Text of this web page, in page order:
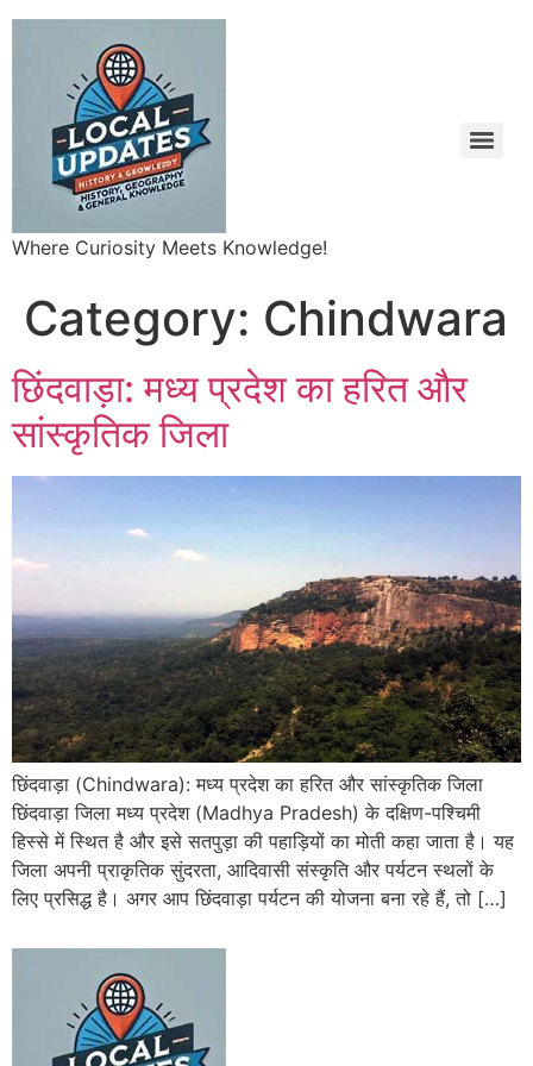
Where Curiosity Meets Knowledge!
Category: Chindwara
छिंदवाड़ा: मध्य प्रदेश का हरित और
सांस्कृतिक जिला
छिंदवाड़ा (Chindwara): मध्य प्रदेश का हरित और सांस्कृतिक जिला
छिंदवाड़ा जिला मध्य प्रदेश (Madhya Pradesh) के दक्षिण-पश्चिमी
हिस्से में स्थित है और इसे सतपुड़ा की पहाड़ियों का मोती कहा जाता है। यह
जिला अपनी प्राकृतिक सुंदरता, आदिवासी संस्कृति और पर्यटन स्थलों के
लिए प्रसिद्ध है। अगर आप छिंदवाड़ा पर्यटन की योजना बना रहे हैं, तो […]